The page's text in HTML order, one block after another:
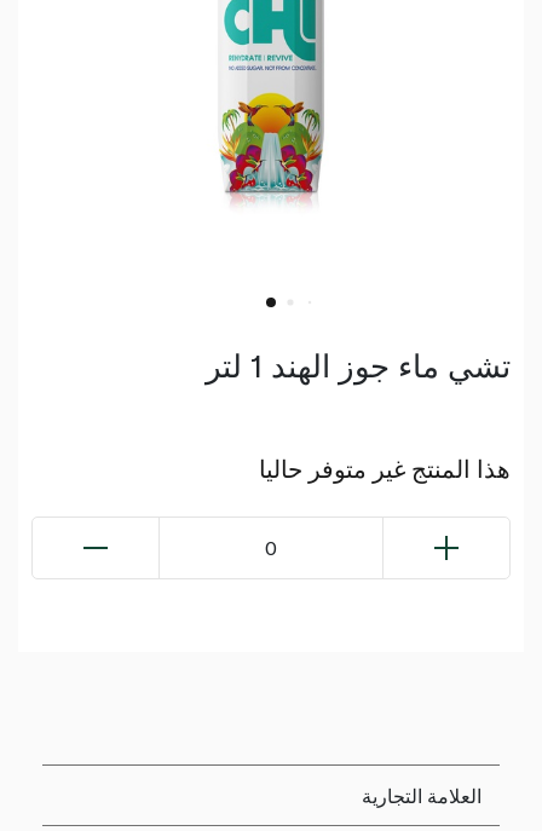
تشي ماء جوز الهند 1 لتر
هذا المنتج غير متوفر حاليا
0
العلامة التجارية